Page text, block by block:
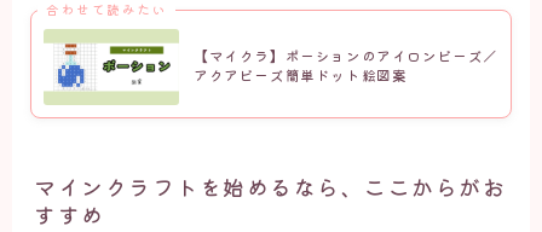
合わせて読みたい
【マイクラ】ポーションのアイロンビーズ／
アクアビーズ簡単ドット絵図案
マインクラフトを始めるなら、ここからがお
すすめ